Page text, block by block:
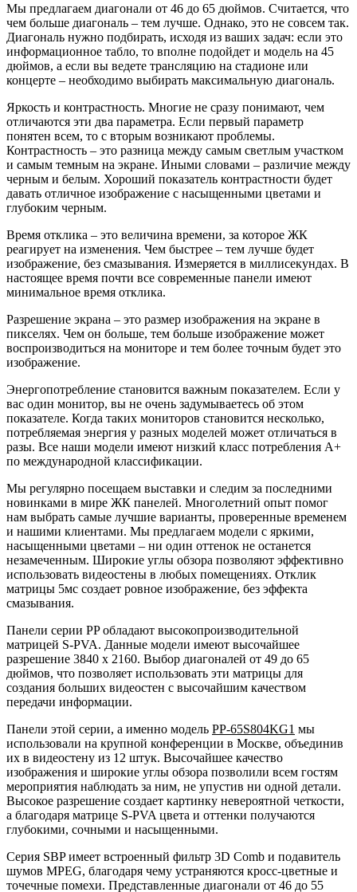
Мы предлагаем диагонали от 46 до 65 дюймов. Считается, что
чем больше диагональ – тем лучше. Однако, это не совсем так.
Диагональ нужно подбирать, исходя из ваших задач: если это
информационное табло, то вполне подойдет и модель на 45
дюймов, а если вы ведете трансляцию на стадионе или
концерте – необходимо выбирать максимальную диагональ.
Яркость и контрастность. Многие не сразу понимают, чем
отличаются эти два параметра. Если первый параметр
понятен всем, то с вторым возникают проблемы.
Контрастность – это разница между самым светлым участком
и самым темным на экране. Иными словами – различие между
черным и белым. Хороший показатель контрастности будет
давать отличное изображение с насыщенными цветами и
глубоким черным.
Время отклика – это величина времени, за которое ЖК
реагирует на изменения. Чем быстрее – тем лучше будет
изображение, без смазывания. Измеряется в миллисекундах. В
настоящее время почти все современные панели имеют
минимальное время отклика.
Разрешение экрана – это размер изображения на экране в
пикселях. Чем он больше, тем больше изображение может
воспроизводиться на мониторе и тем более точным будет это
изображение.
Энергопотребление становится важным показателем. Если у
вас один монитор, вы не очень задумываетесь об этом
показателе. Когда таких мониторов становится несколько,
потребляемая энергия у разных моделей может отличаться в
разы. Все наши модели имеют низкий класс потребления A+
по международной классификации.
Мы регулярно посещаем выставки и следим за последними
новинками в мире ЖК панелей. Многолетний опыт помог
нам выбрать самые лучшие варианты, проверенные временем
и нашими клиентами. Мы предлагаем модели с яркими,
насыщенными цветами – ни один оттенок не останется
незамеченным. Широкие углы обзора позволяют эффективно
использовать видеостены в любых помещениях. Отклик
матрицы 5мс создает ровное изображение, без эффекта
смазывания.
Панели серии PP обладают высокопроизводительной
матрицей S-PVA. Данные модели имеют высочайшее
разрешение 3840 х 2160. Выбор диагоналей от 49 до 65
дюймов, что позволяет использовать эти матрицы для
создания больших видеостен с высочайшим качеством
передачи информации.
Панели этой серии, а именно модель PP-65S804KG1 мы
использовали на крупной конференции в Москве, объединив
их в видеостену из 12 штук. Высочайшее качество
изображения и широкие углы обзора позволили всем гостям
мероприятия наблюдать за ним, не упустив ни одной детали.
Высокое разрешение создает картинку невероятной четкости,
а благодаря матрице S-PVA цвета и оттенки получаются
глубокими, сочными и насыщенными.
Серия SBP имеет встроенный фильтр 3D Comb и подавитель
шумов MPEG, благодаря чему устраняются кросс-цветные и
точечные помехи. Представленные диагонали от 46 до 55